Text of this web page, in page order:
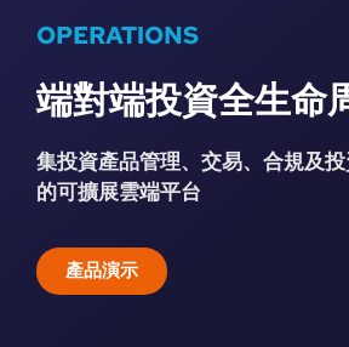
OPERATIONS
端對端投資全生命
集投資產品管理、交易、合規及
的可擴展雲端平台
產品演示